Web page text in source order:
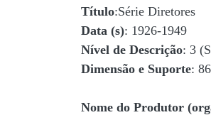
Título:Série Diretores
Data (s): 1926-1949
Nível de Descrição: 3
Dimensão e Suporte:
Nome do Produtor